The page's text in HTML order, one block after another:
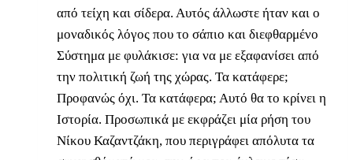
από τείχη και σίδερα. Αυτός άλλωστε ήταν και ο
μοναδικός λόγος που το σάπιο και διεφθαρμένο
Σύστημα με φυλάκισε: για να με εξαφανίσει από
την πολιτική ζωή της χώρας. Τα κατάφερε;
Προφανώς όχι. Τα κατάφερα; Αυτό θα το κρίνει η
Ιστορία. Προσωπικά με εκφράζει μία ρήση του
Νίκου Καζαντζάκη, που περιγράφει απόλυτα τα